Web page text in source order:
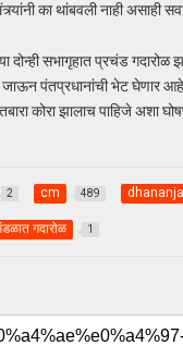
का थांबवली नाही असाही
दोन्ही सभागृहात प्रचंड
जाऊन पंतप्रधानांची भेट घेणार
कोरा झालाच पाहिजे अशा
2 cm 489
गदारोळ 1